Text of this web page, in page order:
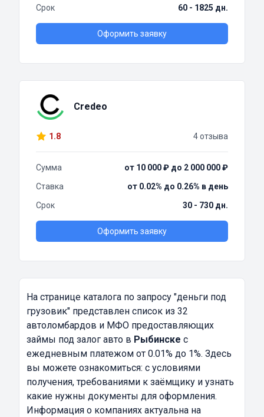
Срок 60 - 1825 дн.
Оформить заявку
Credeo
1.8 4 отзыва
Сумма
от 10 000 ₽ до 2 000 000 ₽
Ставка
от 0.02% до 0.26% в день
Срок
30 - 730 дн.
Оформить заявку
На странице каталога по запросу "деньги под
грузовик" представлен список из 32
автоломбардов и МФО предоставляющих
займы под залог авто в Рыбинске с
ежедневным платежом от 0.01% до 1%. Здесь
вы можете ознакомиться: с условиями
получения, требованиями к заёмщику и узнать
какие нужны документы для оформления.
Информация о компаниях актуальна на